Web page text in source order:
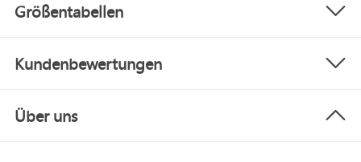
Größentabellen
Kundenbewertungen
Über uns